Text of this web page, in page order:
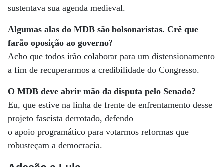
sustentava sua agenda medieval.
Algumas alas do MDB são bolsonaristas. Crê que
farão oposição ao governo?
Acho que todos irão colaborar para um distensionamento
a fim de recuperarmos a credibilidade do Congresso.
O MDB deve abrir mão da disputa pelo Senado?
Eu, que estive na linha de frente de enfrentamento desse
projeto fascista derrotado, defendo
o apoio programático para votarmos reformas que
robusteçam a democracia.